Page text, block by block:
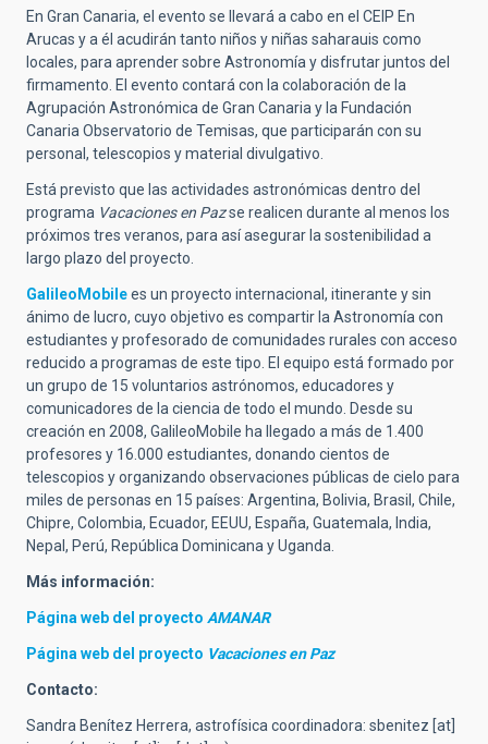
En Gran Canaria, el evento se llevará a cabo en el CEIP En
Arucas y a él acudirán tanto niños y niñas saharauis como
locales, para aprender sobre Astronomía y disfrutar juntos del
firmamento. El evento contará con la colaboración de la
Agrupación Astronómica de Gran Canaria y la Fundación
Canaria Observatorio de Temisas, que participarán con su
personal, telescopios y material divulgativo.
Está previsto que las actividades astronómicas dentro del
programa Vacaciones en Pazse realicen durante al menos los
próximos tres veranos, para así asegurar la sostenibilidad a
largo plazo del proyecto.
GalileoMobilees un proyecto internacional, itinerante y sin
ánimo de lucro, cuyo objetivo es compartir la Astronomía con
estudiantes y profesorado de comunidades rurales con acceso
reducido a programas de este tipo. El equipo está formado por
un grupo de 15 voluntarios astrónomos, educadores y
comunicadores de la ciencia de todo el mundo. Desde su
creación en 2008, GalileoMobile ha llegado a más de 1.400
profesores y 16.000 estudiantes, donando cientos de
telescopios y organizando observaciones públicas de cielo para
miles de personas en 15 países: Argentina, Bolivia, Brasil, Chile,
Chipre, Colombia, Ecuador, EEUU, España, Guatemala, India,
Nepal, Perú, República Dominicana y Uganda.
Más información:
Página web del proyecto AMANAR
Página web del proyecto Vacaciones en Paz
Contacto:
Sandra Benítez Herrera, astrofísica coordinadora: sbenitez [at]